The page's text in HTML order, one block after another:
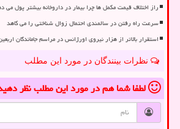
راز اختلاف قیمت مکمل ها چرا بیمار در داروخانه بیشتر پول می
سرعت راه رفتن در سالمندی احتمال زوال شناختی را می کاهد
استقرار بالاتر از هزار نیروی اورژانس در مراسم جاماندگان
نظرات بینندگان در مورد این مطلب
لطفا شما همدر مورد این مطلبنظر